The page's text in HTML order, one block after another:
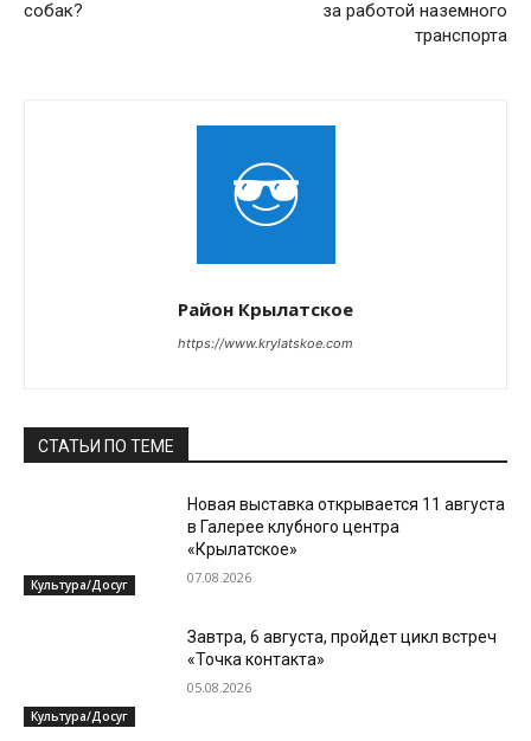
собак?
за работой наземного
транспорта
Район Крылатское
https://www.krylatskoe.com
СТАТЬИ ПО ТЕМЕ
Культура/Досуг
Новая выставка открывается 11 августа
в Галерее клубного центра
«Крылатское»
07.08.2026
Культура/Досуг
Завтра, 6 августа, пройдет цикл встреч
«Точка контакта»
05.08.2026